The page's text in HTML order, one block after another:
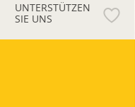
UNTERSTÜTZEN
SIE UNS